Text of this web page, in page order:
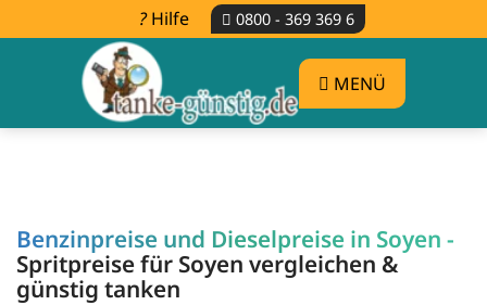
Hilfe 0800 - 369 369 6
MENÜ
Benzinpreise und Dieselpreise in Soyen -
Spritpreise für Soyen vergleichen &
günstig tanken